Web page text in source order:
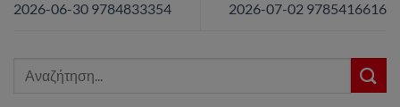
2026-06-30 9784833354 2026-07-02 9785416616
Αναζήτηση